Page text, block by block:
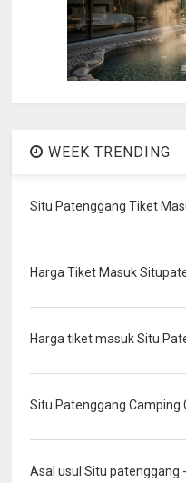
WEEK TRENDING
Situ Patenggang Tiket
Harga Tiket Masuk
Harga tiket masuk Situ
Situ Patenggang Camping
Asal usul Situ patenggang